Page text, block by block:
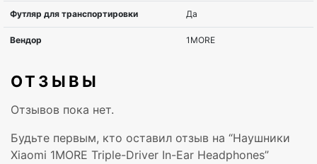
ОТЗЫВЫ
Отзывов пока нет.
Будьте первым, кто оставил отзыв на “Наушники
Xiaomi 1MORE Triple-Driver In-Ear Headphones”